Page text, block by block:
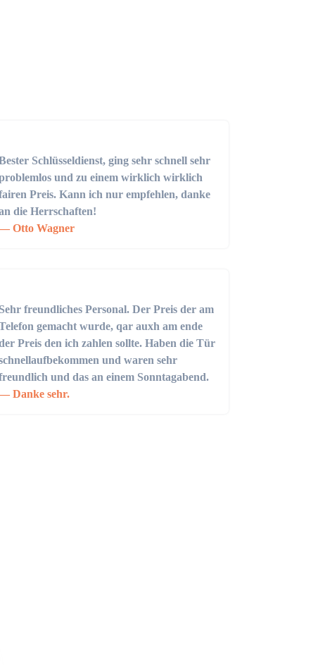
Schlüsseldienst, ging sehr schnell sehr
und zu einem wirklich wirklich
Preis. Kann ich nur empfehlen, danke
die Herrschaften!
Otto Wagner
Sehr freundliches Personal. Der Preis der am
gemacht wurde, qar auxh am ende
Preis den ich zahlen sollte. Haben die Tür
und waren sehr
und das an einem Sonntagabend.
Danke sehr.